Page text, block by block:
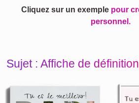
Cliquez sur un exemple pour
personnel.
Sujet : Affiche de